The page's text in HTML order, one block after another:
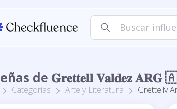
de 𝐆𝐫𝐞𝐭𝐭𝐞𝐥𝐥 𝐕𝐚𝐥𝐝𝐞𝐳
Categorías Arte y Literatura Grettellv